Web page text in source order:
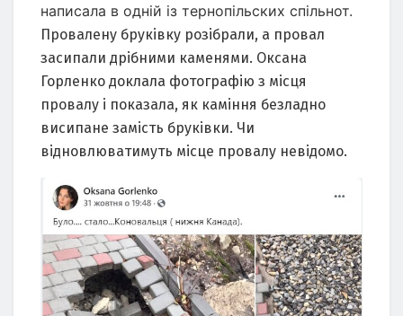
написала в одній із тернопільских спільнот.
Провалену бруківку розібрали, а провал
засипали дрібними каменями. Оксана
Горленко доклала фотографію з місця
провалу і показала, як каміння безладно
висипане замість бруківки. Чи
відновлюватимуть місце провалу невідомо.